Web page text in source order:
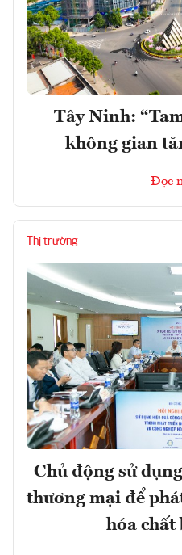
Tây Ninh:
không gian
Đọc
Thị trường
Chủ động sử
thương mại để
hóa chất